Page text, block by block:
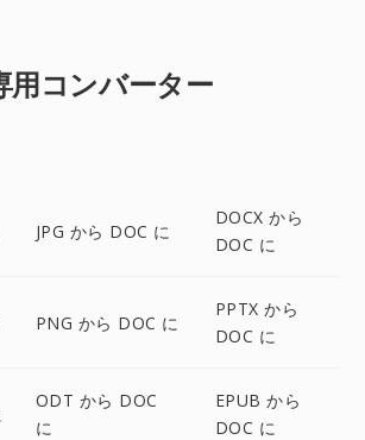
用コンバーター
JPG から DOC に
DOCX から
DOC に
PNG から DOC に
PPTX から
DOC に
ODT から DOC
に
EPUB から
DOC に